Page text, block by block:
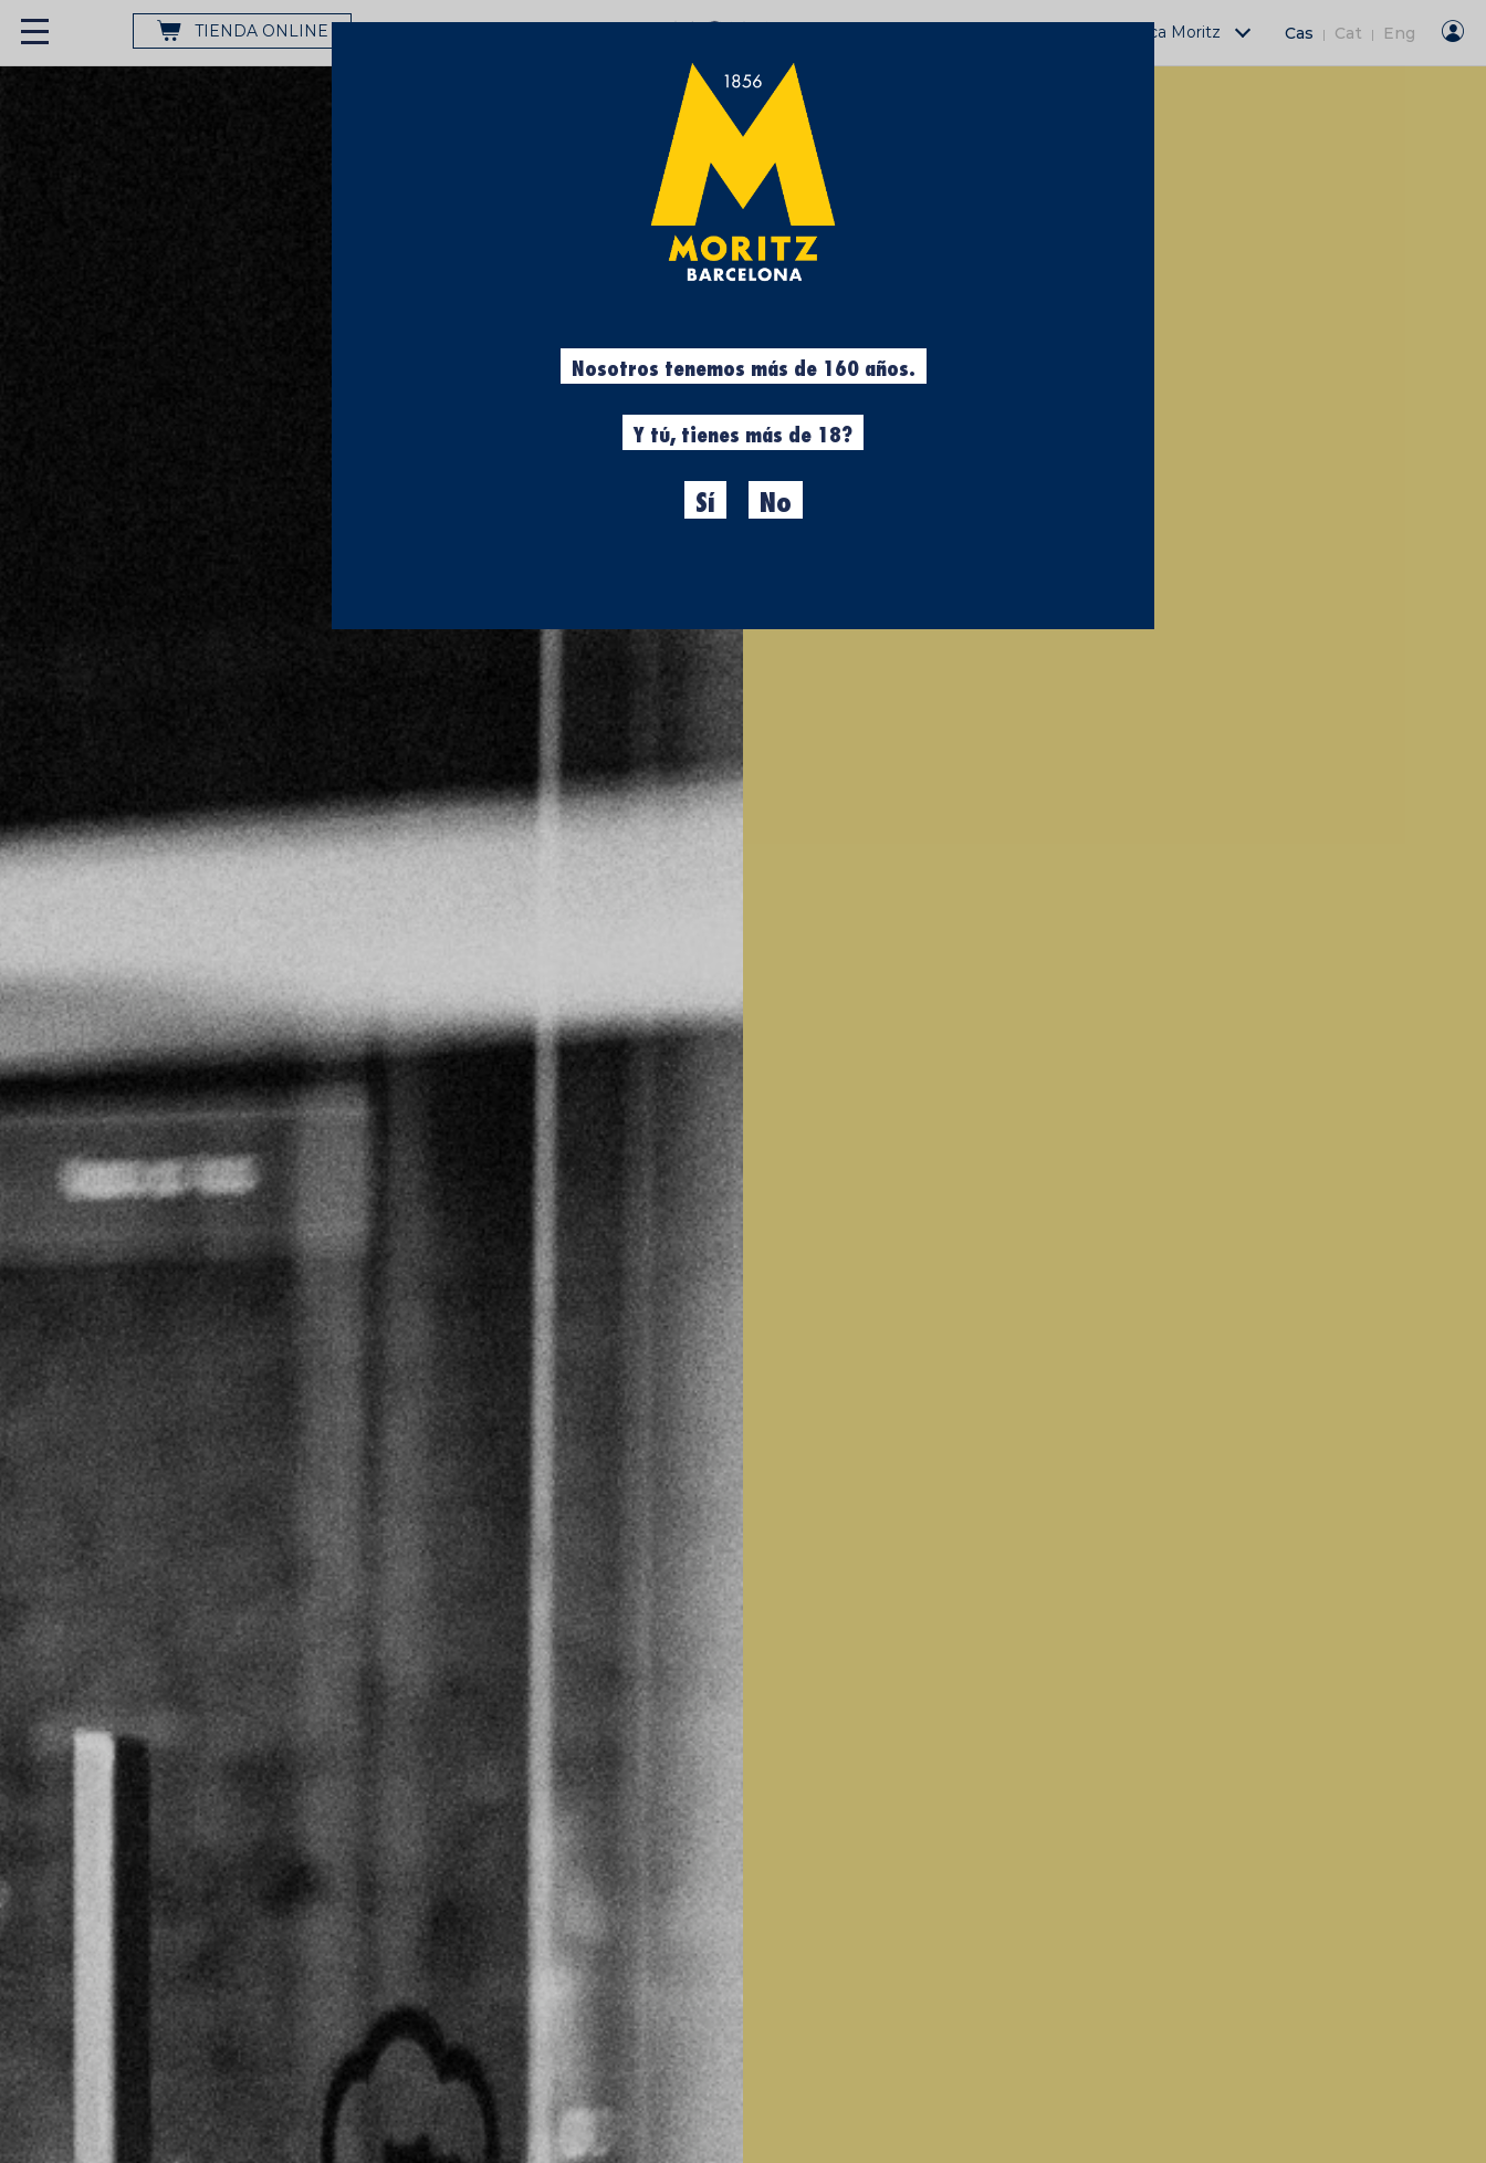
TIENDA ONLINE Actividades Fàbrica Moritz Cas | Cat | Eng
Nosotros tenemos más de 160 años.
Y tú, tienes más de 18?
Sí No